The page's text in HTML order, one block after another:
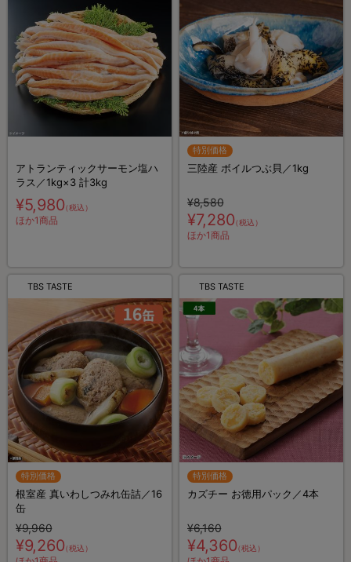
アトランティックサーモン塩ハ
ラス／1kg×3 計3kg
¥5,980（税込）
ほか1商品
特別価格
三陸産 ボイルつぶ貝／1kg
¥8,580
¥7,280（税込）
ほか1商品
TBS TASTE
特別価格
根室産 真いわしつみれ缶詰／16
缶
¥9,960
¥9,260（税込）
TBS TASTE
特別価格
カズチー お徳用パック／4本
¥6,160
¥4,360（税込）